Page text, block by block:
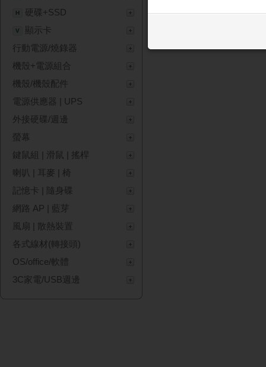
H 硬碟+SSD
V
顯示卡
行動電源/燒錄器
機殼+電源組合
機殼/機殼配件
電源供應器 | UPS
外接硬碟/週邊
螢幕
鍵鼠組 | 滑鼠 | 搖桿
喇叭 | 耳麥 | 椅
記憶卡 | 隨身碟
網路 AP | 藍芽
風扇 | 散熱裝置
各式線材(轉接頭)
OS/office/軟體
3C家電/USB週邊